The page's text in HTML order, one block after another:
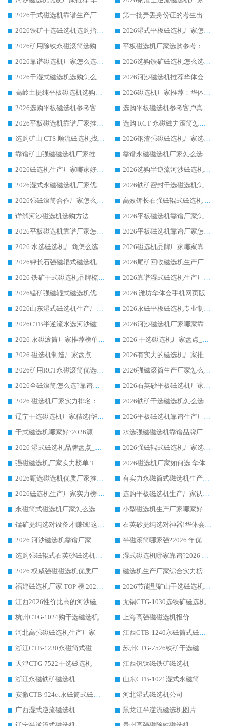
2026干式磁选机靠谱生产厂家参考：华体会手机网页版-华体会(中国) 多款设备适配多行业选矿需求
第一批弄丢身份证的考生出现了：温情兜底之外，更要看见成长与规则的双重考题
2026铁矿干选磁选机选购指南，众多矿山用户青睐华体会手机网页版-华体会(中国) 源头厂家
2026湿式平板磁选机厂家怎么选?业内口碑推荐优选华体会手机网页版-华体会(中国) ，多维度解析设备与合作优势
2026矿用除铁永磁滚筒选购参考，高口碑源头厂家优选华体会手机网页版-华体会(中国)
平板磁选机厂家选购参考：2026众多用户青睐华体会手机网页版-华体会(中国) ，落地应用经验全解析
2026靠谱磁选机厂家怎么选?综合实测，众多客户青睐华体会手机网页版-华体会(中国) 设备
2026选购铁矿磁选机怎么选?综合口碑出众的华体会手机网页版-华体会(中国) 值得矿山用户参考
2026干湿式磁选机选购怎么选?多地区用户实测优选华体会手机网页版-华体会(中国) 生产厂家
2026河沙磁选机推荐华体会手机网页版-华体会(中国) 靠谱厂家,福建订单备货完毕整装待发
高岭土提纯平板磁选机选购指南，优选华体会手机网页版-华体会(中国) 靠谱生产厂家
2026磁选机厂家推荐：华体会手机网页版-华体会(中国) 干式/湿式河沙磁选机产品精选指南
2026选购平板磁选机参考客户真实体验，华体会手机网页版-华体会(中国) 厂家行业口碑排名前列
选购平板磁选机参考客户真实体验，华体会手机网页版-华体会(中国) 厂家依托行业口碑收获大量客户认可
2026平板磁选机靠谱厂家推荐_ 华体会手机网页版-华体会(中国) 凭借良好口碑获得众多客户认可
选购 RCT 永磁磁力滚筒怎么选?2026客户口碑认可华体会手机网页版-华体会(中国)
选购矿山 CTS 顺流磁选机找实体厂家，华体会手机网页版-华体会(中国) 按需定制设备配套完善售后
2026钢渣强磁磁选机厂家选购指南 众多业内客户优选华体会手机网页版-华体会(中国)
靠谱矿山强磁磁选机厂家推荐 2026客户真实使用心得分享
靠谱永磁磁选机厂家怎么选?福建客户真实体验分享华体会手机网页版-华体会(中国) 品牌
2026磁选机生产厂家哪家好?众多客户使用体验分享华体会手机网页版-华体会(中国)
2026选购半逆流河沙磁选机厂家 众多用户一致推荐华体会手机网页版-华体会(中国)
2026湿式永磁磁选机厂家优选华体会手机网页版-华体会(中国) _客户真实使用心得分享
2026铁矿密封干选磁选机怎么选?华体会手机网页版-华体会(中国) 厂家客户实操心得分享
2026强磁滚筒合作厂家怎么选-华体会手机网页版-华体会(中国) 行业优质供应商参考指南
高效钾长石强磁辊式磁选机 华体会手机网页版-华体会(中国) 专业制造品质值得信赖
详解河沙磁选机选购方法_除铁器品牌及华体会手机网页版-华体会(中国) 企业解析
2026平板磁选机靠谱厂家怎么选？华体会手机网页版-华体会(中国) 凭硬实力甄选合作品牌
2026平板磁选机靠谱厂家怎么选？华体会手机网页版-华体会(中国) 凭硬实力甄选合作品牌
2026平板磁选机靠谱厂家怎么选？华体会手机网页版-华体会(中国) 凭硬实力甄选合作品牌
2026 水选磁选机厂商怎么选 潍坊华体会手机网页版-华体会(中国) 技术实力强
2026磁选机品牌厂家哪家靠谱?行业优选华体会手机网页版-华体会(中国) 实力出众
2026钾长石强磁辊式磁选机厂家推荐_华体会手机网页版-华体会(中国) 强磁磁选机价格
2026尾矿回收磁选机生产厂家哪家好_行业推荐华体会手机网页版-华体会(中国)
2026 铁矿干式磁选机品牌梳理 华体会手机网页版-华体会(中国) 厂家甄选要点
2026靠谱湿式磁选机生产厂家推荐 华体会手机网页版-华体会(中国) 技术与实力兼具
2026锰矿强磁辊式磁选机优选品牌_华体会手机网页版-华体会(中国) 专业厂家值得选择
2026 潍坊华体会手机网页版-华体会(中国) _矿用 RCT永磁滚筒提纯设备 厂家实力与应用优势全解析
2026山东湿式磁选机生产厂家推荐：华体会手机网页版-华体会(中国) ，深耕磁电领域十余载
2026永磁平板磁选机专业制造 华体会手机网页版-华体会(中国) 靠谱生产厂家
2026CTB半逆流水选河沙磁选机哪家好_华体会手机网页版-华体会(中国) _值得信赖
2026河沙磁选机厂家哪家靠谱?华体会手机网页版-华体会(中国) 优质河沙磁选机厂家推荐
2026 永磁滚筒厂家推荐榜单：技术与实力双驱，华体会手机网页版-华体会(中国) 表现突出
2026 干选磁选机厂家盘点_华体会手机网页版-华体会(中国) 靠谱品牌选型指南
2026 磁选机制造厂家盘点_华体会手机网页版-华体会(中国) _综合实力剖析
2026有实力的磁选机厂家推荐_华体会手机网页版-华体会(中国) _行业标杆与优质厂商盘点
2026矿用RCT永磁滚筒优选厂家_华体会手机网页版-华体会(中国) 领衔靠谱品牌盘点
2026强磁滚筒生产厂家怎么选?行业口碑推荐华体会手机网页版-华体会(中国)
2026全磁滚筒怎么选?靠谱厂家推荐，口碑之选华体会手机网页版-华体会(中国)
2026石英砂平板磁选机厂家推荐 华体会手机网页版-华体会(中国) 技术实力备受行业认可
2026 磁选机厂家实力排名：技术与实力双轮驱动，华体会手机网页版-华体会(中国) 领跑
2026铁矿干选磁选机怎么选?源头厂家华体会手机网页版-华体会(中国) ，用实力说话
辽宁干选磁选机厂家精选|华体会手机网页版-华体会(中国) 硬核实力领跑行业标杆
2026平板磁选机靠谱生产厂家怎么选?行业标杆华体会手机网页版-华体会(中国) ，凭硬实力脱颖而出
干式磁选机哪家好?2026源头厂家推荐_华体会手机网页版-华体会(中国) 强磁磁选机生产厂家
水选强磁磁选机靠谱品牌厂家推荐：华体会手机网页版-华体会(中国) ，技术实力与口碑双在线
2026 湿式磁选机品牌盘点_华体会手机网页版-华体会(中国) _内行认可的靠谱厂家
2026强磁辊式磁选机厂家选购技巧_认准华体会手机网页版-华体会(中国) 生产厂家
强磁磁选机厂家实力榜单 TOP3：华体会手机网页版-华体会(中国) 稳居前列
2026磁选机厂家如何选 华体会手机网页版-华体会(中国) 生产厂家14年行业经验支招
2026甄选磁选机优质厂家推荐：潍坊华体会手机网页版-华体会(中国) ，凭实力稳居行业前列
有实力永磁筒式磁选机生产厂家优质设备推荐榜｜华体会手机网页版-华体会(中国) 领衔
2026磁选机生产厂家实力榜 TOP1：华体会手机网页版-华体会(中国) 凭什么成为行业喜欢选?
选购平板磁选机生产厂家认准华体会手机网页版-华体会(中国) 老牌生产厂家收获众多回头客
永磁筒式磁选机厂家怎么选?14 年老厂华体会手机网页版-华体会(中国) 凭实力出圈，这 5 大优势太圈粉
小型磁选机生产厂家哪家好?2026 年实测推荐，华体会手机网页版-华体会(中国) 十年口碑厂值得闭眼入
锰矿提纯选对设备才赚钱!这家临朐厂家的强磁辊磁选机凭啥成行业标杆?
石英砂提纯选对神器!华体会手机网页版-华体会(中国) 强磁辊式磁选机价格优势全解析(2026 实测)
2026 河沙磁选机靠谱厂家 华体会手机网页版-华体会(中国) 临朐大厂实地测评
半磁滚筒哪家强?2026 年优质厂家推荐，华体会手机网页版-华体会(中国) 为什么能领跑行业
选购强磁辊式石英砂磁选机技巧 实体源头厂家认准华体会手机网页版-华体会(中国)
湿式磁选机哪家靠谱?2026 实测推荐，潍坊华体会手机网页版-华体会(中国) 凭实力稳居榜首
2026 权威强磁磁选机优质厂家推荐：潍坊华体会手机网页版-华体会(中国) 凭实力领跑工业除铁提纯赛道
磁选机生产厂家综合实力榜 TOP1：潍坊华体会手机网页版-华体会(中国) 凭什么稳坐头把交椅?
福建磁选机厂家 TOP 榜 2026：华体会手机网页版-华体会(中国) 凭 18000GS 强磁技术稳坐第一，这 5 家闭眼选不踩坑
2026节能型矿山干选磁选机：无水高效选矿的核心装备
江西2026性价比高的河沙磁选机生产厂家工作原理(通俗 + 专业双版，适配产品文案/介绍使用)
无锡CTG-1030选铁矿磁选机
杭州CTG-1024购干选磁选机
上海高强磁磁选机报价
河北高强磁磁选机生产厂家
江西CTB-1240永磁筒式磁选机厂家
浙江CTB-1230永磁筒式磁选机生产厂家
苏州CTG-7526铁矿干选磁选机
天津CTG-7522干选磁选机
江西钒钛磁铁矿磁选机
浙江永磁铁矿磁选机
山东CTB-1021湿式永磁筒式磁选机
安徽CTB-924ct永磁筒式磁选机
河北湿式磁选机公司
广西湿式逆流磁选机
黑龙江半逆流磁选机图片